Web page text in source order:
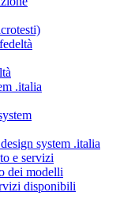
.italia
system .italia
e servizi
dei modelli
disponibili